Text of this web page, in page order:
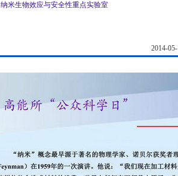
纳米生物效应与安全性重点实验室
2014-